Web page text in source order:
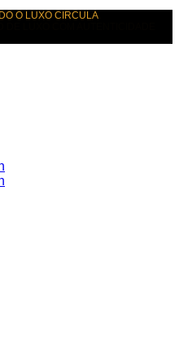
O LUXO CIRCULA